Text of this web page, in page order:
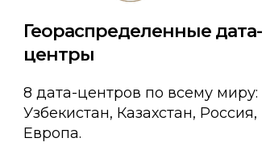
8 дата-центров по всему миру:
Узбекистан, Казахстан, Россия,
Европа.
Геораспределенные дата-
центры